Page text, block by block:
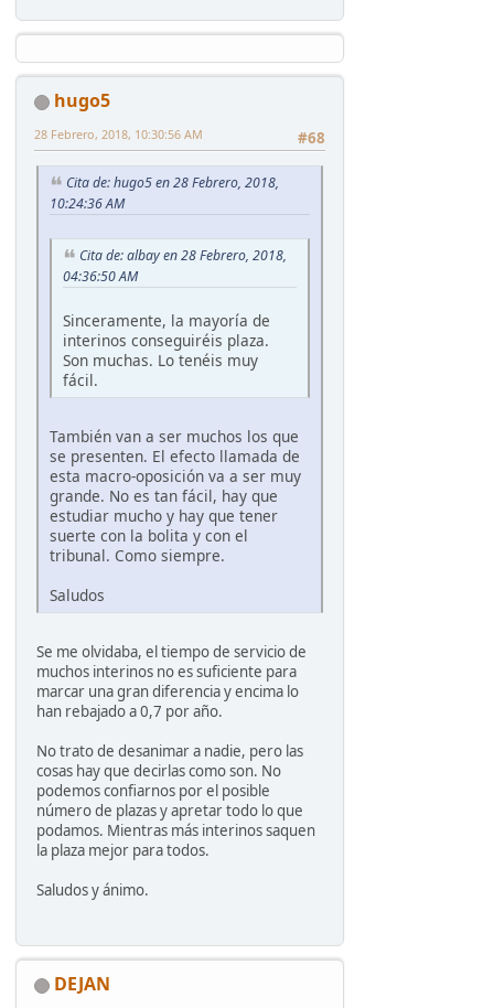
hugo5
#68
28 Febrero, 2018, 10:30:56 AM
Cita de: hugo5 en 28 Febrero, 2018,
10:24:36 AM
Cita de: albay en 28 Febrero, 2018,
04:36:50 AM
Sinceramente, la mayoría de
interinos conseguiréis plaza.
Son muchas. Lo tenéis muy
fácil.
También van a ser muchos los que
se presenten. El efecto llamada de
esta macro-oposición va a ser muy
grande. No es tan fácil, hay que
estudiar mucho y hay que tener
suerte con la bolita y con el
tribunal. Como siempre.
Saludos
Se me olvidaba, el tiempo de servicio de
muchos interinos no es suficiente para
marcar una gran diferencia y encima lo
han rebajado a 0,7 por año.
No trato de desanimar a nadie, pero las
cosas hay que decirlas como son. No
podemos confiarnos por el posible
número de plazas y apretar todo lo que
podamos. Mientras más interinos saquen
la plaza mejor para todos.
Saludos y ánimo.
DEJAN